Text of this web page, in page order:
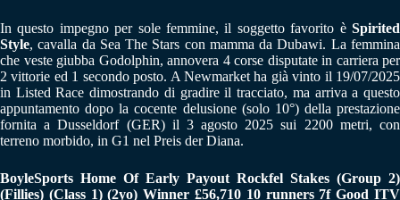
In questo impegno per sole femmine, il soggetto favorito è Spirited
Style, cavalla da Sea The Stars con mamma da Dubawi. La femmina
che veste giubba Godolphin, annovera 4 corse disputate in carriera per
2 vittorie ed 1 secondo posto. A Newmarket ha già vinto il 19/07/2025
in Listed Race dimostrando di gradire il tracciato, ma arriva a questo
appuntamento dopo la cocente delusione (solo 10°) della prestazione
fornita a Dusseldorf (GER) il 3 agosto 2025 sui 2200 metri, con
terreno morbido, in G1 nel Preis der Diana.
BoyleSports Home Of Early Payout Rockfel Stakes (Group 2)
(Fillies) (Class 1) (2yo) Winner £56,710 10 runners 7f Good ITV